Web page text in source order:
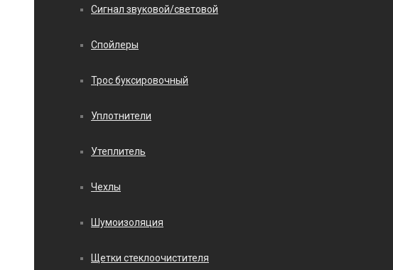
Сигнал звуковой/световой
Спойлеры
Трос буксировочный
Уплотнители
Утеплитель
Чехлы
Шумоизоляция
Щетки стеклоочистителя